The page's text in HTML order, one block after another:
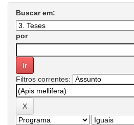
Buscar em:
por
Filtros correntes: